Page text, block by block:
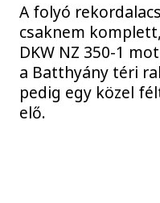
A folyó
csaknem
DKW NZ 350-1
a Batthyány téri
pedig egy közel
elő.